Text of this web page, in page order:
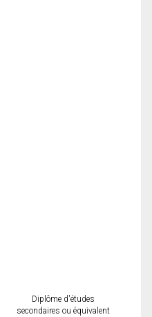
Diplôme d'études
secondaires ou équivalent